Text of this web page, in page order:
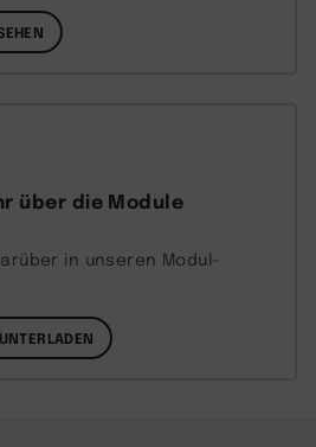
über die Module
in unseren Modul-